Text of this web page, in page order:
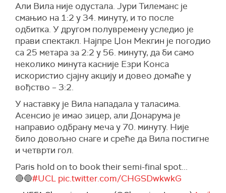
Али Вила није одустала. Јури Тилеманс је
смањио на 1:2 у 34. минуту, и то после
одбитка. У другом полувремену уследио је
прави спектакл. Најпре Џон Мекгин је погодио
са 25 метара за 2:2 у 56. минуту, да би само
неколико минута касније Езри Конса
искористио сјајну акцију и довео домаће у
вођство – 3:2.
У наставку је Вила нападала у таласима.
Асенсио је имао зицер, али Донарума је
направио одбрану меча у 70. минуту. Није
било довољно снаге и среће да Вила постигне
и четврти гол.
Paris hold on to book their semi-final spot...
🔴🔵#UCL pic.twitter.com/CHGSDwkwkG